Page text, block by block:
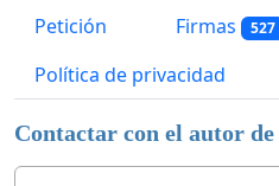
Petición Firmas 527
Política de privacidad
Contactar con el autor